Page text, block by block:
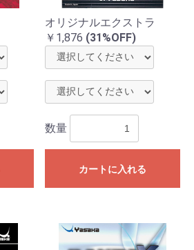
オリジナルエクストラ
￥1,876 (31%OFF)
数量
カートに入れる